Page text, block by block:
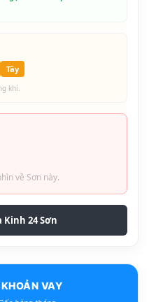
Tây
khí.
về Sơn này.
Kinh 24 Sơn
VAY